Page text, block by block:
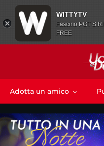
Adotta un amico
WITTYTV
Fascino PGT
FREE